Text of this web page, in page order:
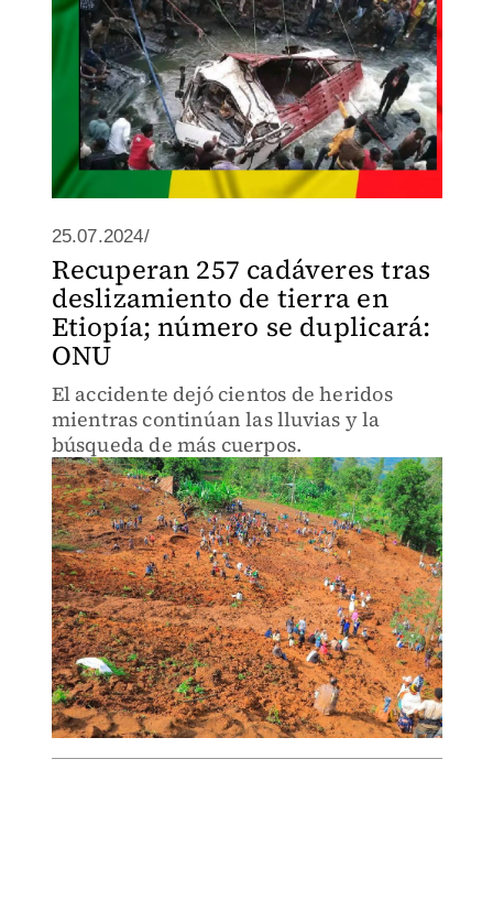
25.07.2024/
Recuperan 257 cadáveres tras
deslizamiento de tierra en
Etiopía; número se duplicará:
ONU
El accidente dejó cientos de heridos
mientras continúan las lluvias y la
búsqueda de más cuerpos.